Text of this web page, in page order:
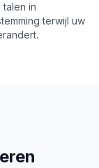
talen in
terwijl uw